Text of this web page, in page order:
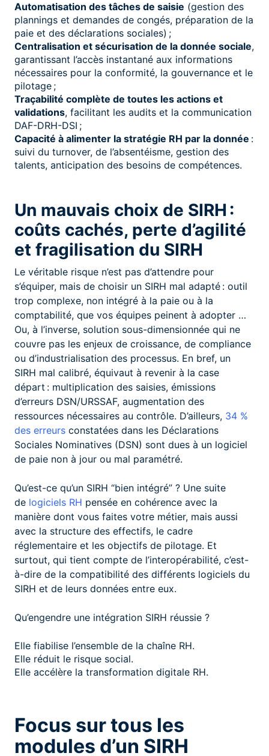
Automatisation des tâches de saisie (gestion des
plannings et demandes de congés, préparation de la
paie et des déclarations sociales) ;
Centralisation et sécurisation de la donnée sociale,
garantissant l’accès instantané aux informations
nécessaires pour la conformité, la gouvernance et le
pilotage ;
Traçabilité complète de toutes les actions et
validations, facilitant les audits et la communication
DAF-DRH-DSI ;
Capacité à alimenter la stratégie RH par la donnée :
suivi du turnover, de l’absentéisme, gestion des
talents, anticipation des besoins de compétences.
Un mauvais choix de SIRH :
coûts cachés, perte d’agilité
et fragilisation du SIRH
Le véritable risque n’est pas d’attendre pour
s’équiper, mais de choisir un SIRH mal adapté : outil
trop complexe, non intégré à la paie ou à la
comptabilité, que vos équipes peinent à adopter …
Ou, à l’inverse, solution sous-dimensionnée qui ne
couvre pas les enjeux de croissance, de compliance
ou d’industrialisation des processus. En bref, un
SIRH mal calibré, équivaut à revenir à la case
départ : multiplication des saisies, émissions
d’erreurs DSN/URSSAF, augmentation des
ressources nécessaires au contrôle. D’ailleurs, 34 %
des erreurs constatées dans les Déclarations
Sociales Nominatives (DSN) sont dues à un logiciel
de paie non à jour ou mal paramétré.
Qu’est-ce qu’un SIRH “bien intégré” ? Une suite
de logiciels RH pensée en cohérence avec la
manière dont vous faites votre métier, mais aussi
avec la structure des effectifs, le cadre
réglementaire et les objectifs de pilotage. Et
surtout, qui tient compte de l’interopérabilité, c’est-
à-dire de la compatibilité des différents logiciels du
SIRH et de leurs données entre eux.
Qu’engendre une intégration SIRH réussie ?
Elle fiabilise l’ensemble de la chaîne RH.
Elle réduit le risque social.
Elle accélère la transformation digitale RH.
Focus sur tous les
modules d’un SIRH